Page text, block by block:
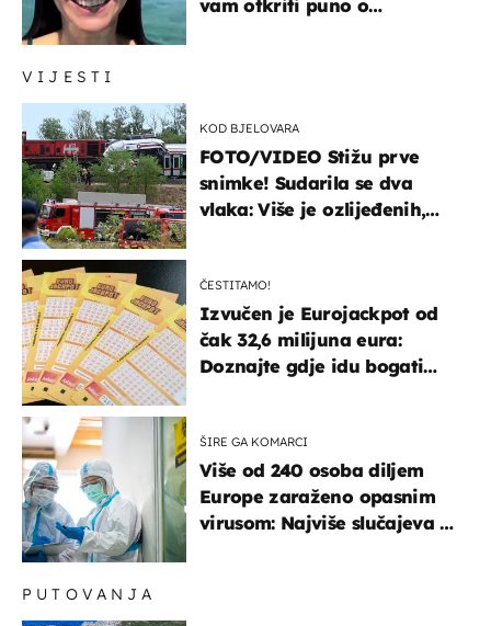
VIJESTI
KOD BJELOVARA
FOTO/VIDEO Stižu prve
snimke! Sudarila se dva
vlaka: Više je ozlijeđenih,
ČESTITAMO!
Izvučen je Eurojackpot od
čak 32,6 milijuna eura:
Doznajte gdje idu bogati
ŠIRE GA KOMARCI
Više od 240 osoba diljem
Europe zaraženo opasnim
virusom: Najviše slučajeva u
vam otkriti puno o
PUTOVANJA